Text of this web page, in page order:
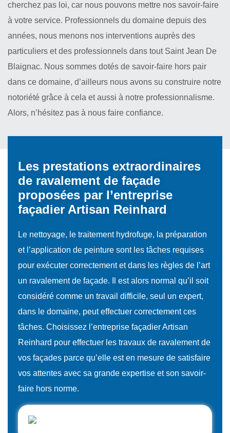
cherchez pas loi, car nous pouvons mettre nos savoir-faire
à votre service. Professionnels du domaine depuis des
années, nous menons nos interventions auprès des
particuliers et des professionnels dans tout Saint Jean De
Blaignac. Nous sommes dotés de savoir-faire hors pair
dans ce domaine, d’ailleurs nous avons su construire notre
notoriété grâce à cela et aussi à notre professionnalisme.
Alors, n’hésitez pas à nous faire confiance.
Les prestations extraordinaires
de ravalement de façade
proposées par l’entreprise
façadier Artisan Reinhard
Le nettoyage, le traitement hydrofuge, la préparation
et l’application de peinture sont les tâches requises
pour exécuter correctement et dans les règles de l’art
un ravalement de façade. Il est alors normal qu’il soit
considéré comme un travail difficile, seul un expert,
dans le domaine, peut effectuer correctement ces
tâches. Choisissez l’entreprise façadier Artisan
Reinhard pour effectuer les travaux de ravalement de
vos façades parce qu’elle est en mesure de satisfaire
vos attentes avec sa grande expertise et son savoir-
faire hors norme.